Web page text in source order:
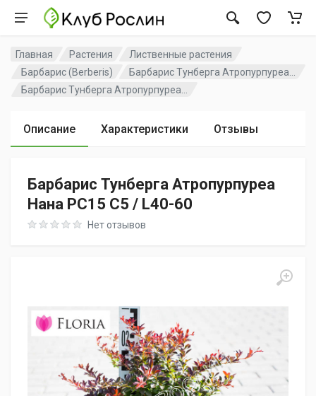
Главная Растения
Лиственные растения
Барбарис (Berberis)
Барбарис Тунберга Атропурпуреа...
Барбарис Тунберга Атропурпуреа...
Описание Характеристики Отзывы
Барбарис Тунберга Атропурпуреа
Нана PC15 C5 / L40-60
Rating: 0 out of 5Нет отзывов